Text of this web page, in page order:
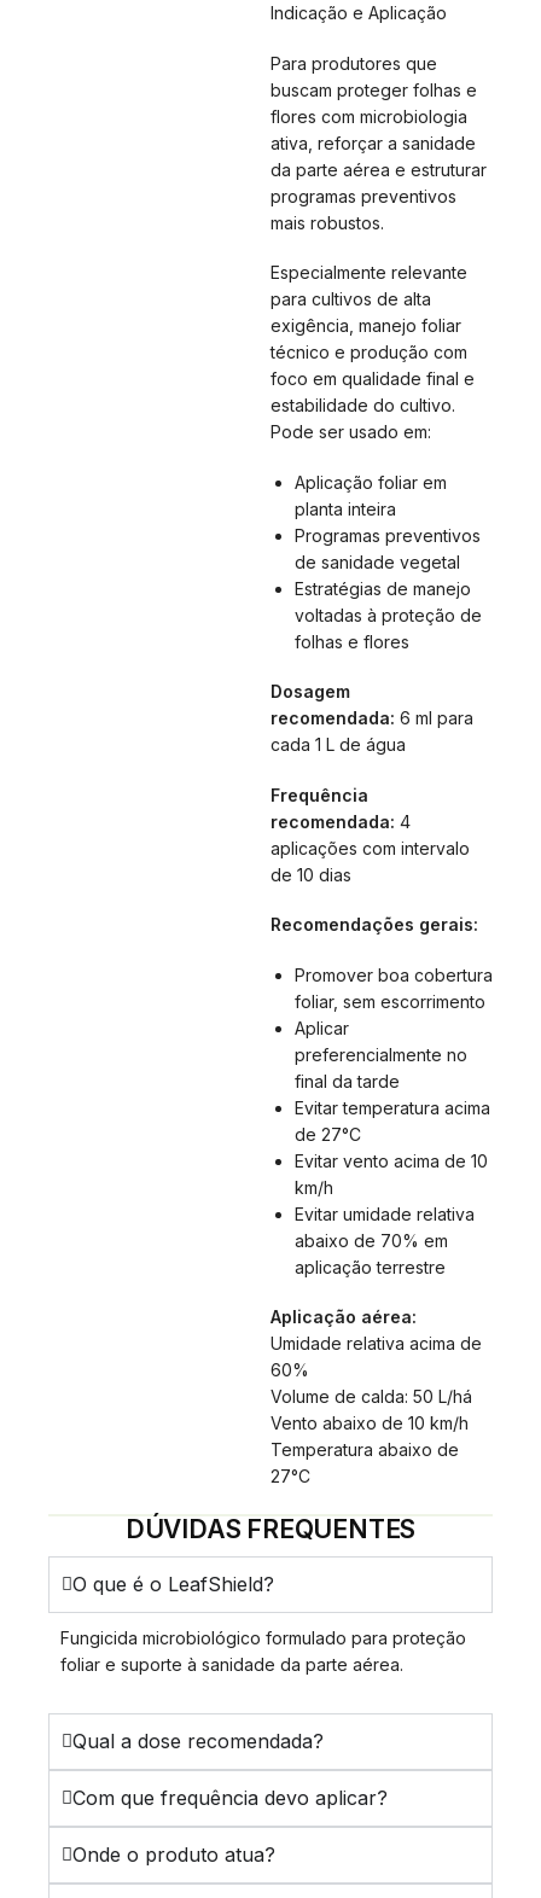
Indicação e Aplicação
Para produtores que
buscam proteger folhas e
flores com microbiologia
ativa, reforçar a sanidade
da parte aérea e estruturar
programas preventivos
mais robustos.
Especialmente relevante
para cultivos de alta
exigência, manejo foliar
técnico e produção com
foco em qualidade final e
estabilidade do cultivo.
Pode ser usado em:
Aplicação foliar em
planta inteira
Programas preventivos
de sanidade vegetal
Estratégias de manejo
voltadas à proteção de
folhas e flores
Dosagem
recomendada: 6 ml para
cada 1 L de água
Frequência
recomendada: 4
aplicações com intervalo
de 10 dias
Recomendações gerais:
Promover boa cobertura
foliar, sem escorrimento
Aplicar
preferencialmente no
final da tarde
Evitar temperatura acima
de 27°C
Evitar vento acima de 10
km/h
Evitar umidade relativa
abaixo de 70% em
aplicação terrestre
Aplicação aérea:
Umidade relativa acima de
60%
Volume de calda: 50 L/há
Vento abaixo de 10 km/h
Temperatura abaixo de
27°C
DÚVIDAS FREQUENTES
O que é o LeafShield?
Fungicida microbiológico formulado para proteção
foliar e suporte à sanidade da parte aérea.
Qual a dose recomendada?
Com que frequência devo aplicar?
Onde o produto atua?